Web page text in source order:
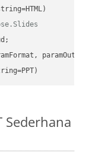
Sederhana